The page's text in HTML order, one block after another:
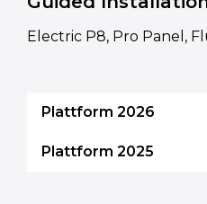
Electric P8, Pro Panel,
Plattform 2026
Plattform 2025